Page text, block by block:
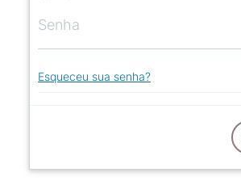
Esqueceu sua senha?